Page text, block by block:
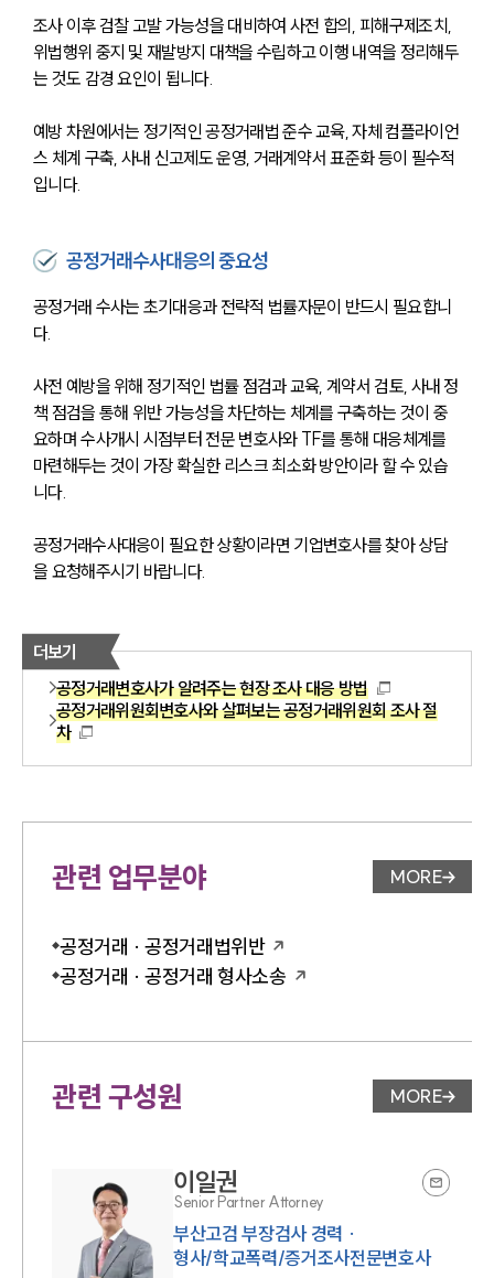
조사 이후 검찰 고발 가능성을 대비하여 사전 합의, 피해구제조치,
위법행위 중지 및 재발방지 대책을 수립하고 이행 내역을 정리해두
는 것도 감경 요인이 됩니다.
예방 차원에서는 정기적인 공정거래법 준수 교육, 자체 컴플라이언
스 체계 구축, 사내 신고제도 운영, 거래계약서 표준화 등이 필수적
입니다.
공정거래수사대응의 중요성
공정거래 수사는 초기대응과 전략적 법률자문이 반드시 필요합니
다.
사전 예방을 위해 정기적인 법률 점검과 교육, 계약서 검토, 사내 정
책 점검을 통해 위반 가능성을 차단하는 체계를 구축하는 것이 중
요하며 수사개시 시점부터 전문 변호사와 TF를 통해 대응체계를
마련해두는 것이 가장 확실한 리스크 최소화 방안이라 할 수 있습
니다.
공정거래수사대응이 필요한 상황이라면 기업변호사를 찾아 상담
을 요청해주시기 바랍니다.
더보기
공정거래변호사가 알려주는 현장 조사 대응 방법
공정거래위원회변호사와 살펴보는 공정거래위원회 조사 절
차
관련 업무분야 업무분야
MORE
공정거래 · 공정거래법위반
공정거래 · 공정거래 형사소송
관련 구성원 변호사 페
MORE
이일권
Senior Partner Attorney
부산고검 부장검사 경력 ·
형사/학교폭력/증거조사전문변호사